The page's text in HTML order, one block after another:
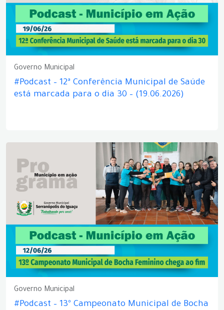
Governo Municipal
#Podcast – 12ª Conferência Municipal de Saúde
está marcada para o dia 30 – (19.06.2026)
Governo Municipal
#Podcast – 13º Campeonato Municipal de Bocha